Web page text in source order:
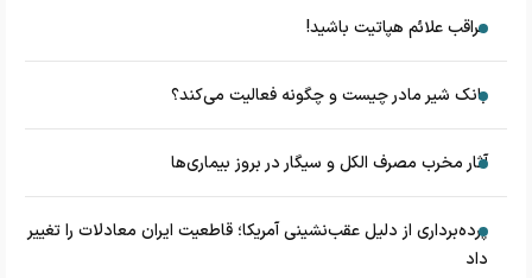
مراقب علائم هپاتیت باشید!
بانک شیر مادر چیست و چگونه فعالیت می‌کند؟
آثار مخرب مصرف الکل و سیگار در بروز بیماری‌ها
پرده‌برداری از دلیل عقب‌نشینی آمریکا؛ قاطعیت ایران معادلات را تغییر
داد